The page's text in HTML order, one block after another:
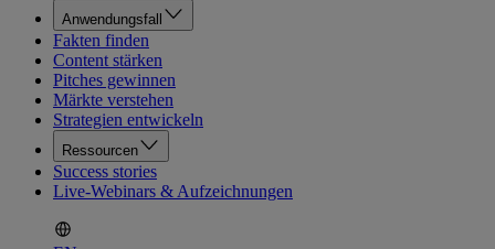
Anwendungsfall
Fakten finden
Content stärken
Pitches gewinnen
Märkte verstehen
Strategien entwickeln
Ressourcen
Success stories
Live-Webinars & Aufzeichnungen